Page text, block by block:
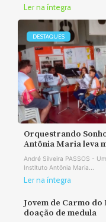
Ler na íntegra
DESTAQUES
Orquestrando
Antônia Maria leva
André Silveira PASSOS -
Instituto Antônia Maria...
Ler na íntegra
Jovem de Carmo
doação de medula